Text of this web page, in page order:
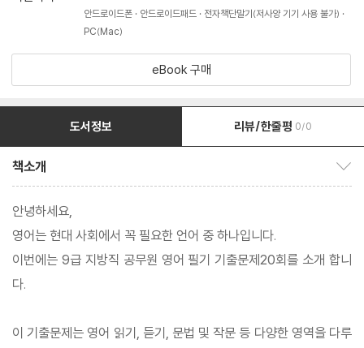
안드로이드폰
안드로이드패드
전자책단말기(저사양 기기 사용 불가)
PC(Mac)
eBook 구매
도서정보 리뷰/한줄평 0/0
책소개
안녕하세요,
영어는 현대 사회에서 꼭 필요한 언어 중 하나입니다.
이번에는 9급 지방직 공무원 영어 필기 기출문제20회를 소개 합니
다.
이 기출문제는 영어 읽기, 듣기, 문법 및 작문 등 다양한 영역을 다루